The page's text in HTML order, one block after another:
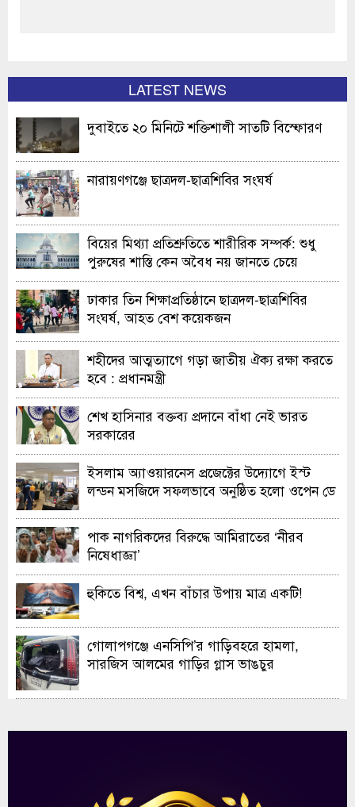
LATEST NEWS
দুবাইতে ২০ মিনিটে শক্তিশালী সাতটি বিস্ফোরণ
নারায়ণগঞ্জে ছাত্রদল-ছাত্রশিবির সংঘর্ষ
বিয়ের মিথ্যা প্রতিশ্রুতিতে শারীরিক সম্পর্ক: শুধু
পুরুষের শাস্তি কেন অবৈধ নয় জানতে চেয়ে
হাইকোর্টের রুল
ঢাকার তিন শিক্ষাপ্রতিষ্ঠানে ছাত্রদল-ছাত্রশিবির
সংঘর্ষ, আহত বেশ কয়েকজন
শহীদের আত্মত্যাগে গড়া জাতীয় ঐক্য রক্ষা করতে
হবে : প্রধানমন্ত্রী
শেখ হাসিনার বক্তব্য প্রদানে বাঁধা নেই ভারত
সরকারের
ইসলাম অ্যাওয়ারনেস প্রজেক্টের উদ্যোগে ইস্ট
লন্ডন মসজিদে সফলভাবে অনুষ্ঠিত হলো ওপেন ডে
পাক নাগরিকদের বিরুদ্ধে আমিরাতের ‘নীরব
নিষেধাজ্ঞা’
হুকিতে বিশ্ব, এখন বাঁচার উপায় মাত্র একটি!
গোলাপগঞ্জে এনসিপি’র গাড়িবহরে হামলা,
সারজিস আলমের গাড়ির গ্লাস ভাঙচুর